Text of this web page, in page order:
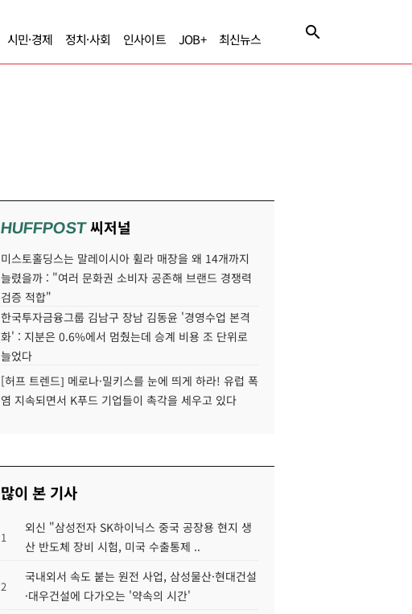
시민·경제 정치·사회 인사이트 JOB+ 최신뉴스
HUFFPOST씨저널
미스토홀딩스는 말레이시아 휠라 매장을 왜 14개까지
늘렸을까 : "여러 문화권 소비자 공존해 브랜드 경쟁력
검증 적합"
한국투자금융그룹 김남구 장남 김동윤 '경영수업 본격
화' : 지분은 0.6%에서 멈췄는데 승계 비용 조 단위로
늘었다
[허프 트렌드] 메로나·밀키스를 눈에 띄게 하라! 유럽 폭
염 지속되면서 K푸드 기업들이 촉각을 세우고 있다
많이 본 기사
1
외신 "삼성전자 SK하이닉스 중국 공장용 현지 생
산 반도체 장비 시험, 미국 수출통제 ..
2
국내외서 속도 붙는 원전 사업, 삼성물산·현대건설
·대우건설에 다가오는 '약속의 시간'